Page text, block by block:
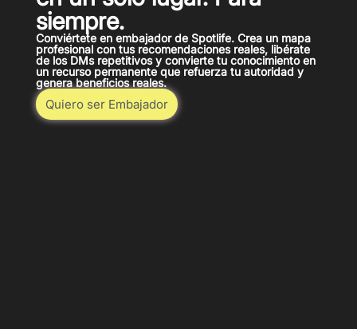
siempre.
Conviértete en embajador de Spotlife. Crea un mapa
profesional con tus recomendaciones reales, libérate
de los DMs repetitivos y convierte tu conocimiento en
un recurso permanente que refuerza tu autoridad y
genera beneficios reales.
Quiero ser Embajador